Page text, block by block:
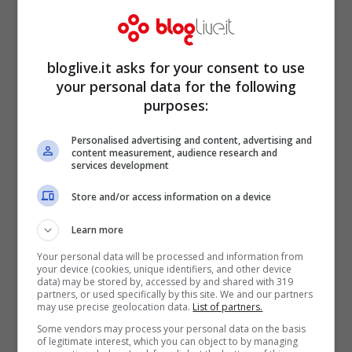
bloglive.it asks for your consent to use
your personal data for the following
purposes:
Personalised advertising and content, advertising and
content measurement, audience research and
services development
Store and/or access information on a device
Learn more
Your personal data will be processed and information from
your device (cookies, unique identifiers, and other device
data) may be stored by, accessed by and shared with 319
partners, or used specifically by this site. We and our partners
may use precise geolocation data. List of partners.
Some vendors may process your personal data on the basis
of legitimate interest, which you can object to by managing